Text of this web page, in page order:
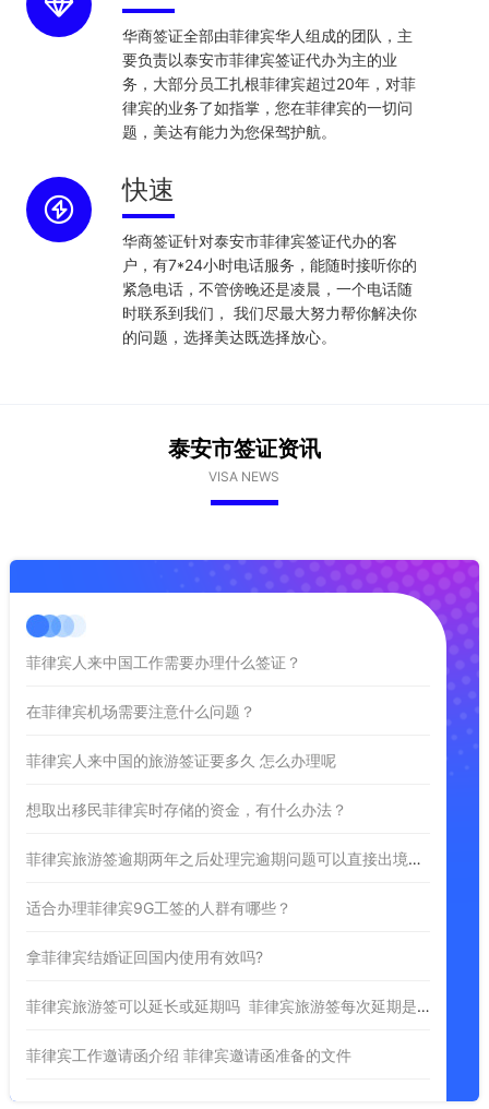
华商签证全部由菲律宾华人组成的团队，主
要负责以泰安市菲律宾签证代办为主的业
务，大部分员工扎根菲律宾超过20年，对菲
律宾的业务了如指掌，您在菲律宾的一切问
题，美达有能力为您保驾护航。
快速
华商签证针对泰安市菲律宾签证代办的客
户，有7*24小时电话服务，能随时接听你的
紧急电话，不管傍晚还是凌晨，一个电话随
时联系到我们， 我们尽最大努力帮你解决你
的问题，选择美达既选择放心。
泰安市签证资讯
VISA NEWS
菲律宾人来中国工作需要办理什么签证？
在菲律宾机场需要注意什么问题？
菲律宾人来中国的旅游签证要多久 怎么办理呢
想取出移民菲律宾时存储的资金，有什么办法？
菲律宾旅游签逾期两年之后处理完逾期问题可以直接出境吗？
适合办理菲律宾9G工签的人群有哪些？
拿菲律宾结婚证回国内使用有效吗?
菲律宾旅游签可以延长或延期吗 菲律宾旅游签每次延期是多久
菲律宾工作邀请函介绍 菲律宾邀请函准备的文件